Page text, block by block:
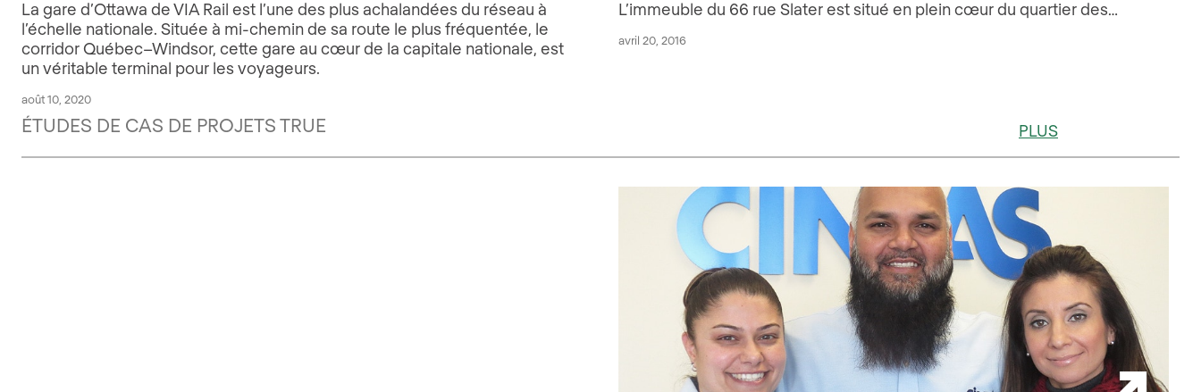
La gare d’Ottawa de VIA Rail est l’une des plus achalandées du réseau à
l’échelle nationale. Située à mi-chemin de sa route le plus fréquentée, le
corridor Québec–Windsor, cette gare au cœur de la capitale nationale, est
un véritable terminal pour les voyageurs.
août 10, 2020
L’immeuble du 66 rue Slater est situé en plein cœur du quartier des…
avril 20, 2016
ÉTUDES DE CAS DE PROJETS TRUE PLUS